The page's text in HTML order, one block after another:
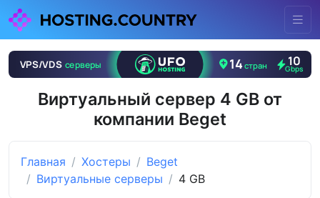
Виртуальный сервер 4 GB от
компании Beget
Главная Хостеры
Beget
Виртуальные серверы
4 GB